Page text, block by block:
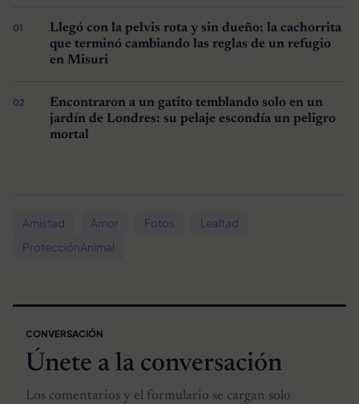
Llegó con la pelvis rota y sin dueño: la cachorrita
que terminó cambiando las reglas de un refugio
en Misuri
Encontraron a un gatito temblando solo en un
jardín de Londres: su pelaje escondía un peligro
mortal
Amistad Amor Fotos
Lealtad
ProtecciónAnimal
CONVERSACIÓN
Únete a la conversación
Los comentarios y el formulario se cargan solo